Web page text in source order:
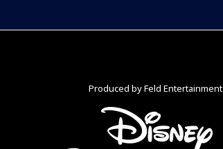
Produced by Feld Entertainment